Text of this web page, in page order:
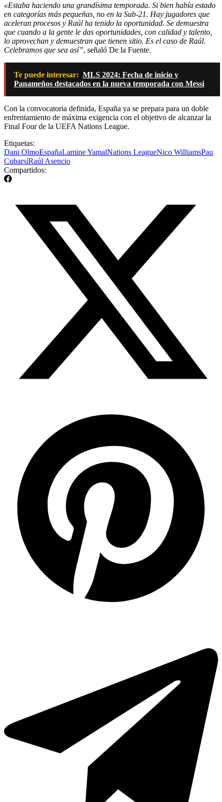
«Estaba haciendo una grandísima temporada. Si bien había estado
en categorías más pequeñas, no en la Sub-21. Hay jugadores que
aceleran procesos y Raúl ha tenido la oportunidad. Se demuestra
que cuando a la gente le das oportunidades, con calidad y talento,
lo aprovechan y demuestran que tienen sitio. Es el caso de Raúl.
Celebramos que sea así”, señaló De la Fuente.
Te puede interesar: MLS 2024: Fecha de inicio y
Panameños destacados en la nueva temporada con Messi
Con la convocatoria definida, España ya se prepara para un doble
enfrentamiento de máxima exigencia con el objetivo de alcanzar la
Final Four de la UEFA Nations League.
Etiquetas:
Dani OlmoEspañaLamine YamalNations LeagueNico WilliamsPau
CubarsíRaúl Asencio
Compartidos: